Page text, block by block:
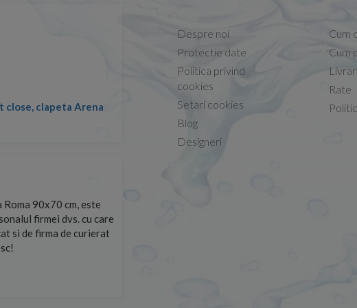
close, clapeta Arena
Conform descrierii!
13.02.2026
90x70 cm, este
firmei dvs. cu care
si de firma de curierat
Despre noi
Protectie date
Politica privind
cookies
Setari cookies
Blog
Designeri
Cum
Cum
Rate